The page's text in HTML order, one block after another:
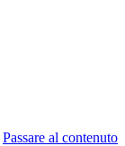
Passare al contenuto